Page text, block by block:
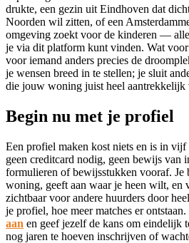
drukte, een gezin uit Eindhoven dat
Noorden wil zitten, of een
omgeving zoekt voor de kinderen —
je via dit platform kunt vinden. Wat
voor iemand anders precies de
je wensen breed in te stellen; je sluit
die jouw woning juist heel aantrekkelijk
Begin nu met je profiel
Een profiel maken kost niets en is in vijf
geen creditcard nodig, geen bewijs van
formulieren of bewijsstukken vooraf. Je
woning, geeft aan waar je heen wilt, en
zichtbaar voor andere huurders door
je profiel, hoe meer matches er ontstaan.
aan en geef jezelf de kans om eindelijk
nog jaren te hoeven inschrijven of